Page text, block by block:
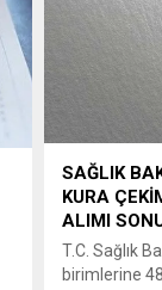
SAĞLIK
KURA
ALIMI
T.C. Sağlık
birimlerine